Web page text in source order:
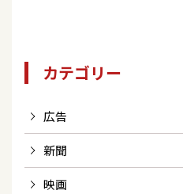
カテゴリー
広告
新聞
映画